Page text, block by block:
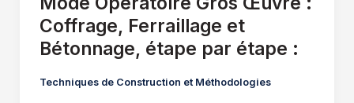
Coffrage, Ferraillage et
Bétonnage, étape par étape :
Techniques de Construction et Méthodologies